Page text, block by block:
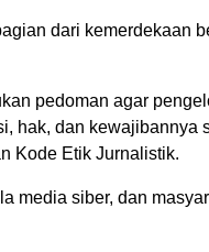
dari kemerdekaan
pedoman agar
hak, dan kewajibannya
Kode Etik Jurnalistik.
media siber, dan